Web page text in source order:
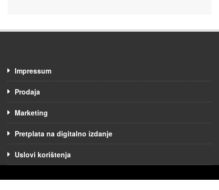
Impressum
Prodaja
Marketing
Pretplata na digitalno izdanje
Uslovi korištenja